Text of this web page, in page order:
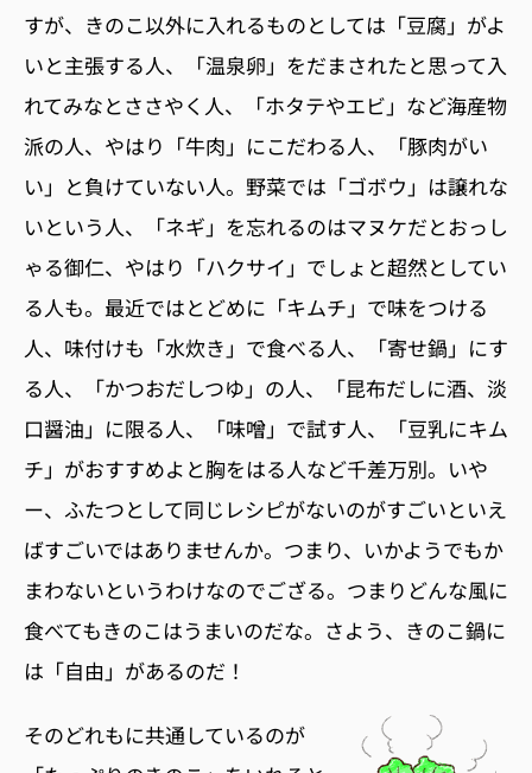
すが、きのこ以外に入れるものとしては「豆腐」がよ
いと主張する人、「温泉卵」をだまされたと思って入
れてみなとささやく人、「ホタテやエビ」など海産物
派の人、やはり「牛肉」にこだわる人、「豚肉がい
い」と負けていない人。野菜では「ゴボウ」は譲れな
いという人、「ネギ」を忘れるのはマヌケだとおっし
ゃる御仁、やはり「ハクサイ」でしょと超然としてい
る人も。最近ではとどめに「キムチ」で味をつける
人、味付けも「水炊き」で食べる人、「寄せ鍋」にす
る人、「かつおだしつゆ」の人、「昆布だしに酒、淡
口醤油」に限る人、「味噌」で試す人、「豆乳にキム
チ」がおすすめよと胸をはる人など千差万別。いや
ー、ふたつとして同じレシピがないのがすごいといえ
ばすごいではありませんか。つまり、いかようでもか
まわないというわけなのでござる。つまりどんな風に
食べてもきのこはうまいのだな。さよう、きのこ鍋に
は「自由」があるのだ！
そのどれもに共通しているのが